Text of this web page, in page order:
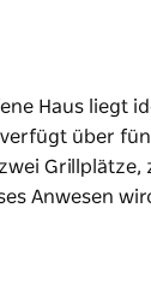
Haus liegt
verfügt über
Grillplätze,
Anwesen
über